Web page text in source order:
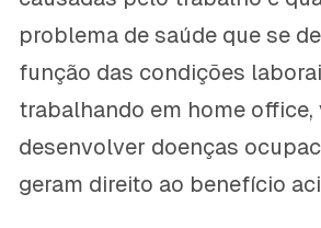
problema de saúde que se
função das condições
trabalhando em home office,
desenvolver doenças
geram direito ao benefício